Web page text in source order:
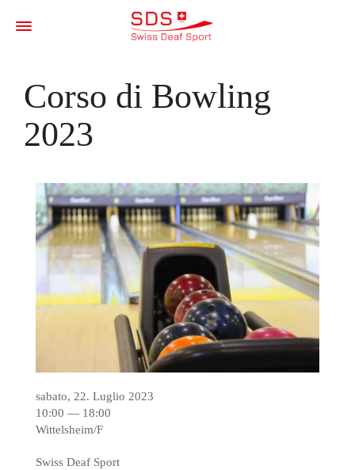
Corso di Bowling
2023
sabato, 22. Luglio 2023
10:00 — 18:00
Wittelsheim/F
Swiss Deaf Sport